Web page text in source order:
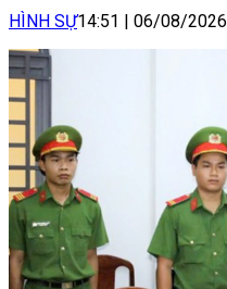
HÌNH SỰ14:51 06/08/2026